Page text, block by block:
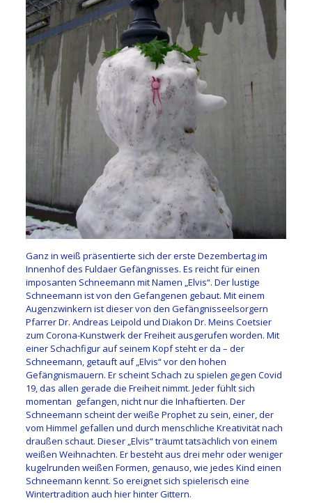
Ganz in weiß präsentierte sich der erste Dezembertag im
Innenhof des Fuldaer Gefängnisses. Es reicht für einen
imposanten Schneemann mit Namen „Elvis“. Der lustige
Schneemann ist von den Gefangenen gebaut. Mit einem
Augenzwinkern ist dieser von den Gefängnisseelsorgern
Pfarrer Dr. Andreas Leipold und Diakon Dr. Meins Coetsier
zum Corona-Kunstwerk der Freiheit ausgerufen worden. Mit
einer Schachfigur auf seinem Kopf steht er da – der
Schneemann, getauft auf „Elvis“ vor den hohen
Gefängnismauern. Er scheint Schach zu spielen gegen Covid
19, das allen gerade die Freiheit nimmt. Jeder fühlt sich
momentan gefangen, nicht nur die Inhaftierten. Der
Schneemann scheint der weiße Prophet zu sein, einer, der
vom Himmel gefallen und durch menschliche Kreativität nach
draußen schaut. Dieser „Elvis“ träumt tatsächlich von einem
weißen Weihnachten. Er besteht aus drei mehr oder weniger
kugelrunden weißen Formen, genauso, wie jedes Kind einen
Schneemann kennt. So ereignet sich spielerisch eine
Wintertradition auch hier hinter Gittern.